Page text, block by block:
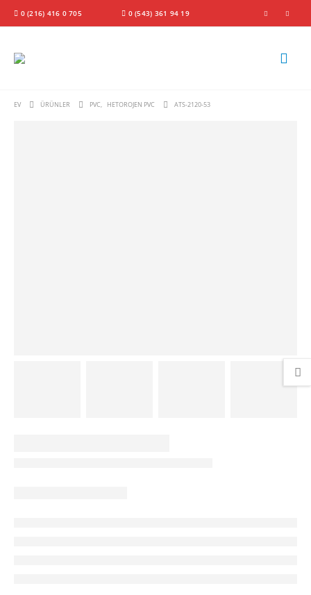
0 (216) 416 0 705 0 (543) 361 94 19
EV ÜRÜNLER PVC, HETOROJEN PVC ATS-2120-53